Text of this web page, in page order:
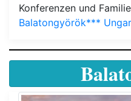
Konferenzen und
Balatongyörök***